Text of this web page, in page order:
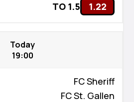
TO 1.5 1.22
Today
19:00
FC Sheriff
FC St. Gallen